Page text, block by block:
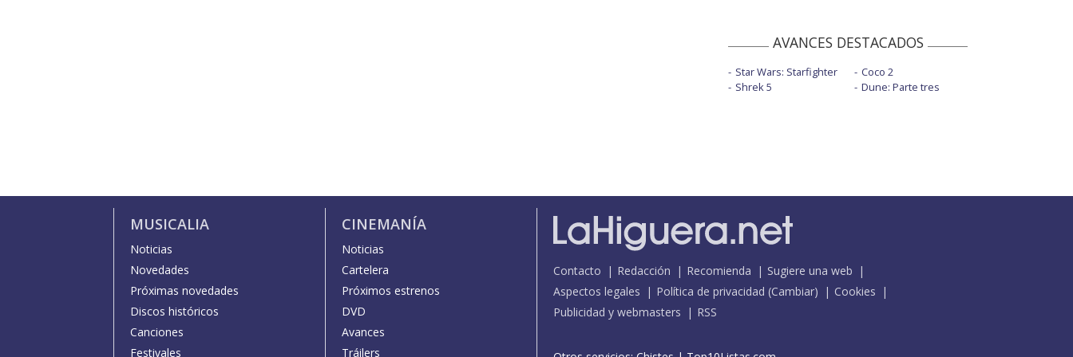
AVANCES DESTACADOS
Star Wars: Starfighter
Shrek 5
Coco 2
Dune: Parte tres
MUSICALIA
Noticias
Novedades
Próximas novedades
Discos históricos
Canciones
Festivales
CINEMANÍA
Noticias
Cartelera
Próximos estrenos
DVD
Avances
Tráilers
Contacto Redacción Recomienda
Sugiere una web
Aspectos legales
Política de privacidad (Cambiar)
Cookies
Publicidad y webmasters
RSS